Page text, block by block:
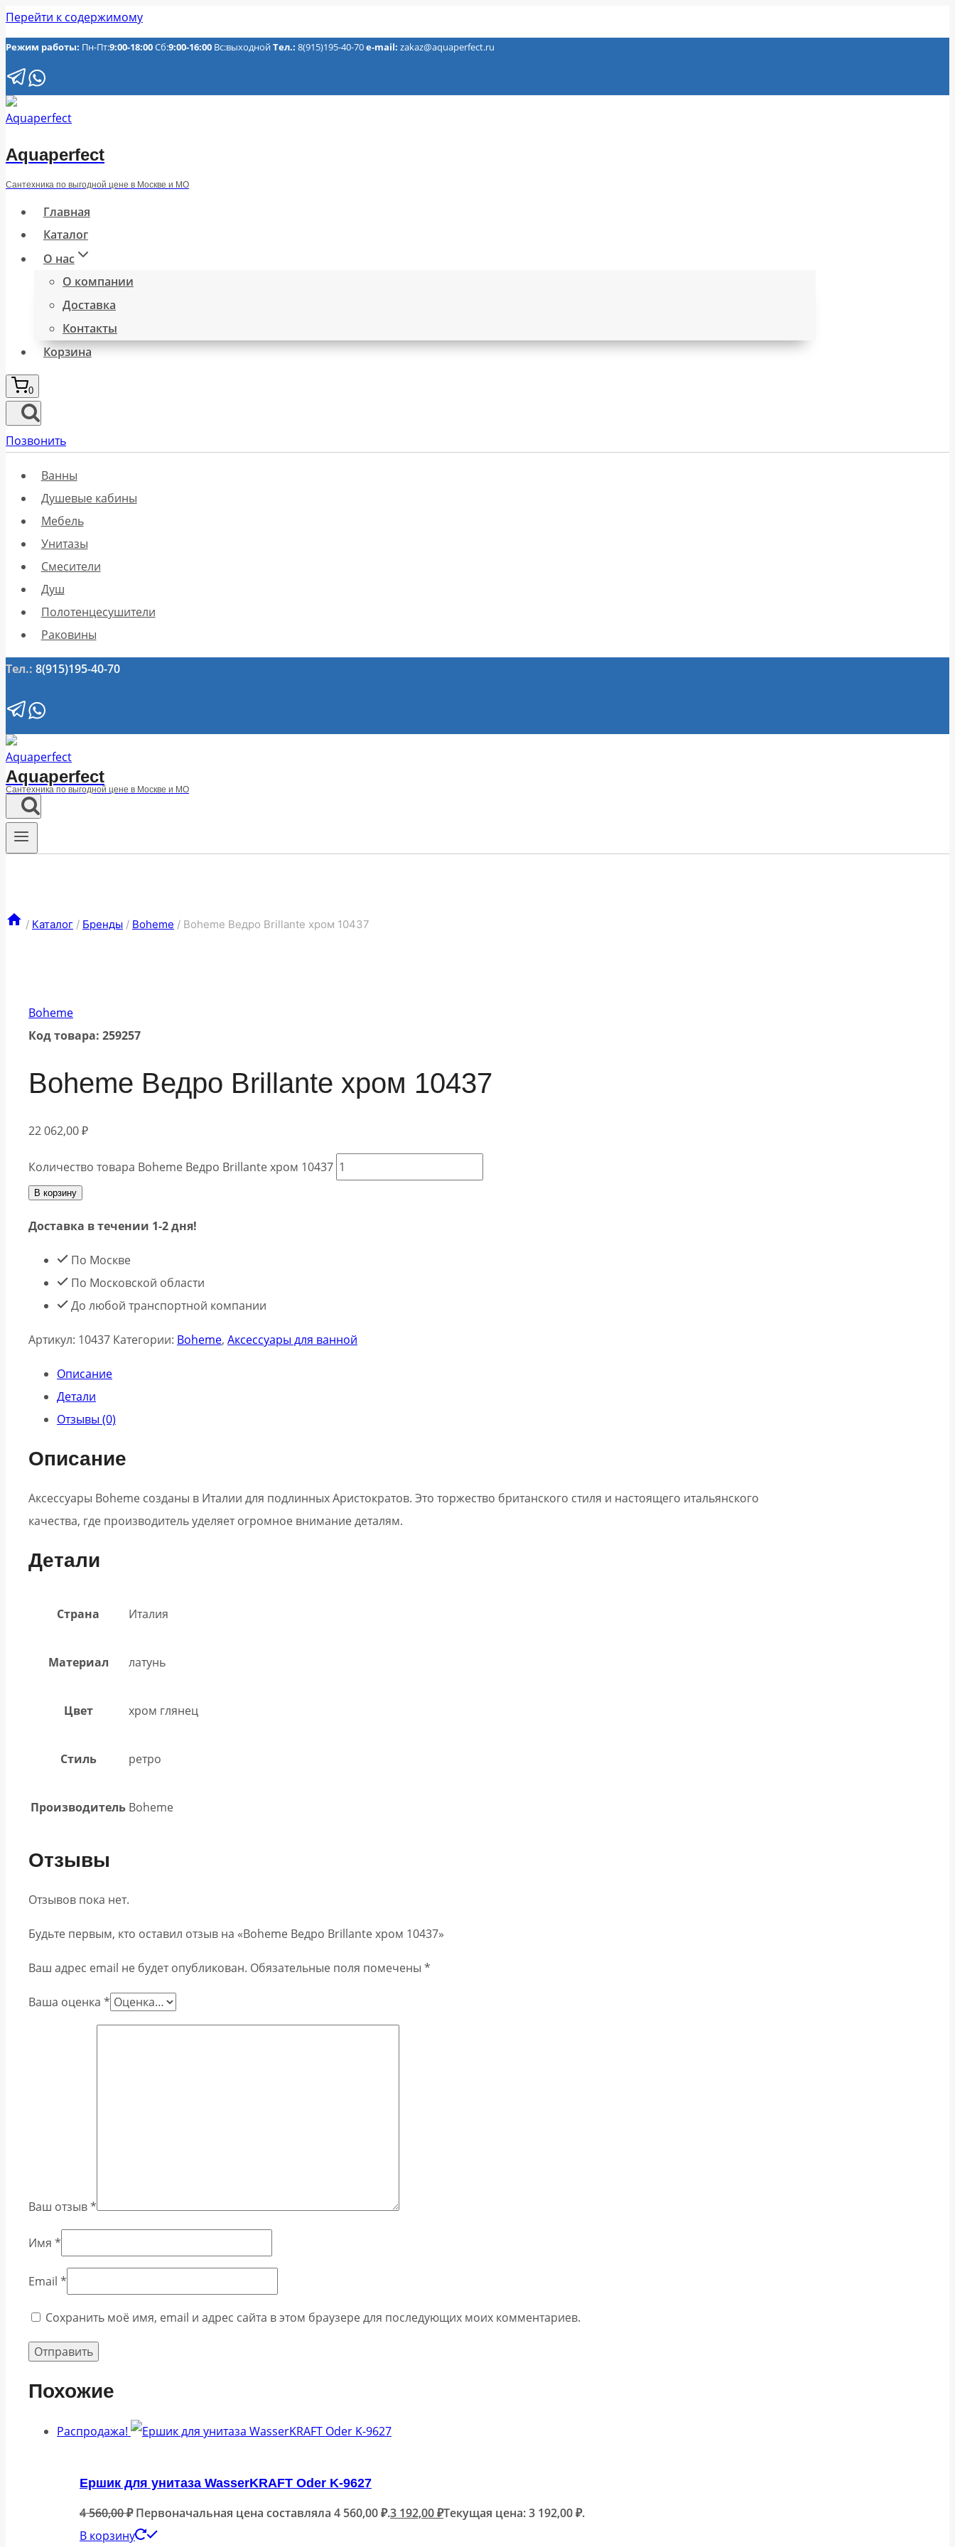
Перейти к содержимому
Режим работы: Пн-Пт:9:00-18:00Сб:9:00-16:00 Вс:выходнойТел.: 8(915)195-40-70e-mail: zakaz@aquaperfect.ru
Aquaperfect
Сантехника по выгодной цене в Москве и МО
Главная
Каталог
О нас
О компании
Доставка
Контакты
Корзина
0
Позвонить
Ванны
Душевые кабины
Мебель
Унитазы
Смесители
Душ
Полотенцесушители
Раковины
Тел.: 8(915)195-40-70
Aquaperfect
Сантехника по выгодной цене в Москве и МО
/ Каталог / Бренды / Boheme / Boheme Ведро Brillante хром 10437
Boheme
Код товара: 259257
Boheme Ведро Brillante хром 10437
22 062,00₽
Количество товара Boheme Ведро Brillante хром 10437
В корзину
Доставка в течении 1-2 дня!
По Москве
По Московской области
До любой транспортной компании
Артикул: 10437 Категории: Boheme, Аксессуары для ванной
Описание
Детали
Отзывы (0)
Описание
Аксессуары Boheme созданы в Италии для подлинных Аристократов. Это торжество британского стиля и настоящего итальянского
качества, где производитель уделяет огромное внимание деталям.
Детали
Страна Италия
Материал латунь
Цвет хром глянец
Стиль ретро
Производитель Boheme
Отзывы
Отзывов пока нет.
Будьте первым, кто оставил отзыв на «Boheme Ведро Brillante хром 10437»
Ваш адрес email не будет опубликован. Обязательные поля помечены *
Ваша оценка *
Ваш отзыв*
Имя *
Email *
Сохранить моё имя, email и адрес сайта в этом браузере для последующих моих комментариев.
Похожие
Распродажа!
Ершик для унитаза WasserKRAFT Oder K-9627
4 560,00₽ Первоначальная цена составляла 4 560,00 ₽.3 192,00₽Текущая цена: 3 192,00 ₽.
В корзину